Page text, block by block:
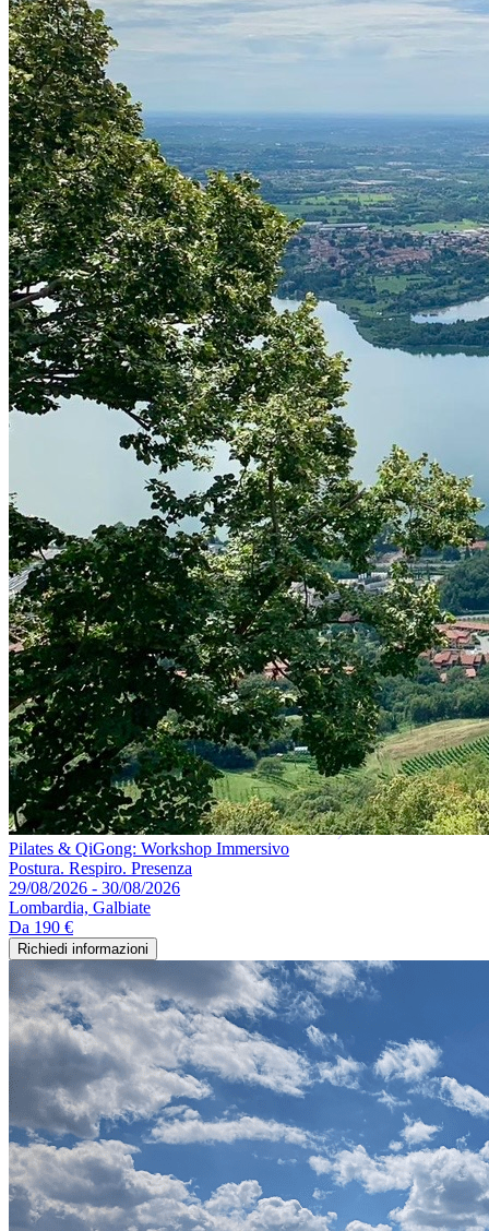
Pilates & QiGong: Workshop Immersivo
Postura. Respiro. Presenza
29/08/2026 - 30/08/2026
Lombardia, Galbiate
Da 190 €
Richiedi informazioni